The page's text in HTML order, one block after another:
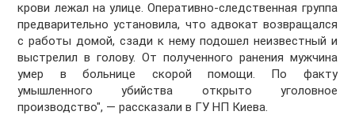
крови лежал на улице. Оперативно-следственная группа
предварительно установила, что адвокат возвращался
с работы домой, сзади к нему подошел неизвестный и
выстрелил в голову. От полученного ранения мужчина
умер в больнице скорой помощи. По факту
умышленного убийства открыто уголовное
производство", — рассказали в ГУ НП Киева.